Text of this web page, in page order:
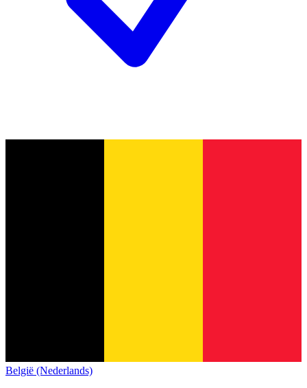
België (Nederlands)